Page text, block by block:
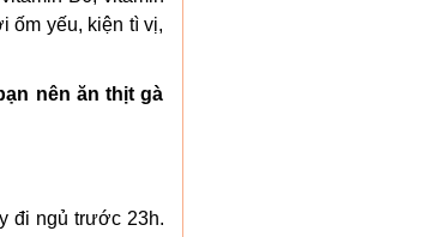
ốm yếu, kiện tì vị,
nên ăn thịt gà
đi ngủ trước 23h.